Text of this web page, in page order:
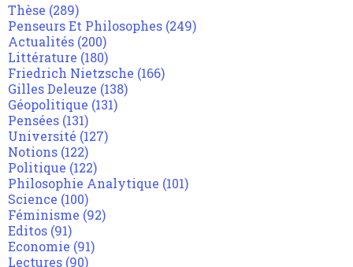
Thèse (289)
Penseurs Et Philosophes (249)
Actualités (200)
Littérature (180)
Friedrich Nietzsche (166)
Gilles Deleuze (138)
Géopolitique (131)
Pensées (131)
Université (127)
Notions (122)
Politique (122)
Philosophie Analytique (101)
Science (100)
Féminisme (92)
Editos (91)
Economie (91)
Lectures (90)